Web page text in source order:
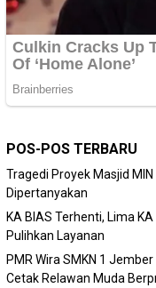
POS-POS TERBARU
Tragedi Proyek Masjid
Dipertanyakan
KA BIAS Terhenti, Lima
Pulihkan Layanan
PMR Wira SMKN 1
Cetak Relawan Muda